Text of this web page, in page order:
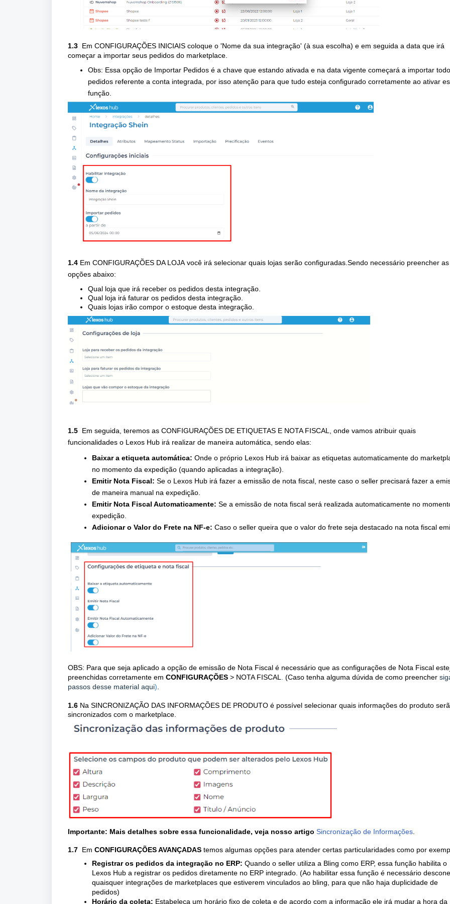
1.3 Em CONFIGURAÇÕES INICIAIS coloque o 'Nome da sua integração' (à sua escolha) e em seguida a data que irá
começar a importar seus pedidos do marketplace.
Obs: Essa opção de Importar Pedidos é a chave que estando ativada e na data vigente começará a importar
pedidos referente a conta integrada, por isso atenção para que tudo esteja configurado corretamente ao ativar
função.
1.4 Em CONFIGURAÇÕES DA LOJA você irá selecionar quais lojas serão configuradas.Sendo necessário preencher
opções abaixo:
Qual loja que irá receber os pedidos desta integração.
Qual loja irá faturar os pedidos desta integração.
Quais lojas irão compor o estoque desta integração.
1.5 Em seguida, teremos as CONFIGURAÇÕES DE ETIQUETAS E NOTA FISCAL
, onde vamos atribuir quais
funcionalidades o Lexos Hub irá realizar de maneira automática, sendo elas:
Baixar a etiqueta automática: Onde o próprio Lexos Hub irá baixar as etiquetas automaticamente do
no momento da expedição (quando aplicadas a integração).
Emitir Nota Fiscal: Se o Lexos Hub irá fazer a emissão de nota fiscal, neste caso o seller precisará fazer a
de maneira manual na expedição.
Emitir Nota Fiscal Automaticamente: Se a emissão de nota fiscal será realizada automaticamente no
expedição.
Adicionar o Valor do Frete na NF-e: Caso o seller queira que o valor do frete seja destacado na nota fiscal
OBS: Para que seja aplicado a opção de emissão de Nota Fiscal é necessário que as configurações de Nota Fiscal
preenchidas corretamente em CONFIGURAÇÕES > NOTA FISCAL (Caso tenha alguma dúvida de como preencher
passos desse material aqui)
1.6 Na SINCRONIZAÇÃO DAS INFORMAÇÕES DE PRODUTO é possível selecionar quais informações do produto
sincronizados com o marketplace.
Importante: Mais detalhes sobre essa funcionalidade, veja nosso artigo Sincronização de Informações
1.7 Em CONFIGURAÇÕES AVANÇADAS temos algumas opções para atender certas particularidades como por
Registrar os pedidos da integração no ERP: Quando o seller utiliza a Bling como ERP, essa função habilita o
Lexos Hub a registrar os pedidos diretamente no ERP integrado. (Ao habilitar essa função é necessário
quaisquer integrações de marketplaces que estiverem vinculados ao bling, para que não haja duplicidade de
pedidos)
Horário da coleta: Estabeleça um horário fixo de coleta e de acordo com a informação ele irá mudar a hora da